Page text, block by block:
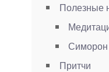
Полезные
Симорон
Притчи